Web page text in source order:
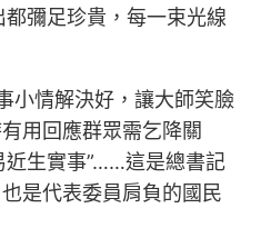
彌足珍貴，每一束光線
小情解決好，讓大師笑臉
用回應群眾需乞降關
近生實事”……這是總書記
是代表委員肩負的國民